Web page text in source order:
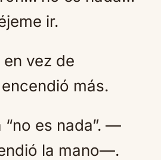
ir.
vez de
más.
es nada”. —
la mano—.